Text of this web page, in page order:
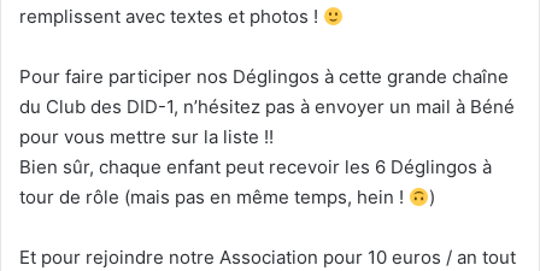
remplissent avec textes et photos !
Pour faire participer nos Déglingos à cette grande chaîne
du Club des DID-1, n’hésitez pas à envoyer un mail à Béné
pour vous mettre sur la liste !!
Bien sûr, chaque enfant peut recevoir les 6 Déglingos à
tour de rôle (mais pas en même temps, hein !
)
Et pour rejoindre notre Association pour 10 euros / an tout